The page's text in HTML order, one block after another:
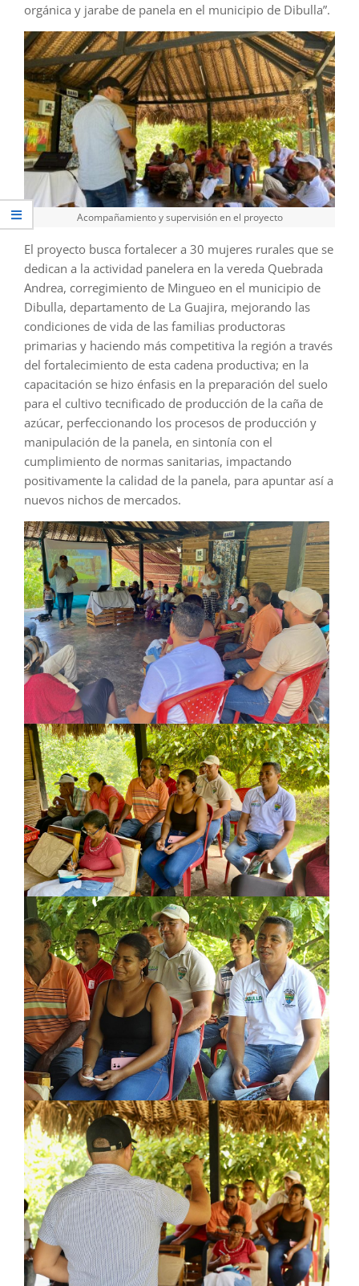
orgánica y jarabe de panela en el municipio de Dibulla”.
Acompañamiento y supervisión en el proyecto
El proyecto busca fortalecer a 30 mujeres rurales que se
dedican a la actividad panelera en la vereda Quebrada
Andrea, corregimiento de Mingueo en el municipio de
Dibulla, departamento de La Guajira, mejorando las
condiciones de vida de las familias productoras
primarias y haciendo más competitiva la región a través
del fortalecimiento de esta cadena productiva; en la
capacitación se hizo énfasis en la preparación del suelo
para el cultivo tecnificado de producción de la caña de
azúcar, perfeccionando los procesos de producción y
manipulación de la panela, en sintonía con el
cumplimiento de normas sanitarias, impactando
positivamente la calidad de la panela, para apuntar así a
nuevos nichos de mercados.